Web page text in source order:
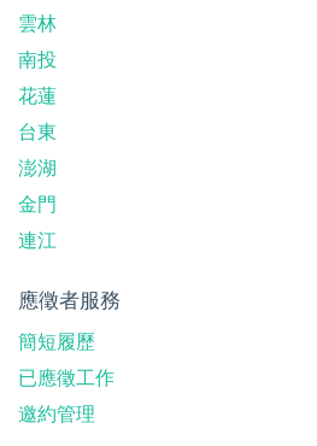
雲林
南投
花蓮
台東
澎湖
金門
連江
應徵者服務
簡短履歷
已應徵工作
邀約管理